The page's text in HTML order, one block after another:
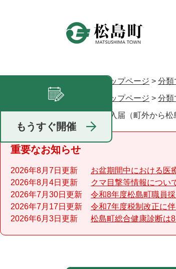
で
トップページ > 分類
トップページ > 分類
転入届（町外から
重要なお知らせ
2026年8月7日更新
お盆期間中における医
2026年8月4日更新
クマ目撃等情報につい
2026年7月30日更新
令和8年度松島町職員
2026年7月17日更新
令和7年度税制改正に
2026年6月3日更新
松島町総合健康診断は
もうすぐ開催